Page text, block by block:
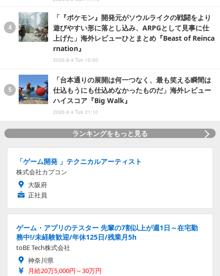
「『ポケモン』開発元がソウルライクの戦闘をより
遊びやすい形に落とし込み、ARPGとして見事に仕
上げた」海外レビューひとまとめ『Beast of Reinca
rnation』
2026.8.4 Tue 15:00
「台本通りの展開は何一つなく、最も笑える瞬間は
仕込もうにも仕込めなかったものだ」海外レビュー
ハイスコア『Big Walk』
2026.8.4 Tue 21:10
ランキングをもっと見る
「ゲーム開発 」テクニカルアーティスト
株式会社カプコン
大阪府
正社員
ゲーム・アプリのテスター 先輩の7割以上が週1日～在宅勤
務中!/未経験歓迎/年休125日/残業月5h
toBE Tech株式会社
神奈川県
月給20万5,000円～30万円